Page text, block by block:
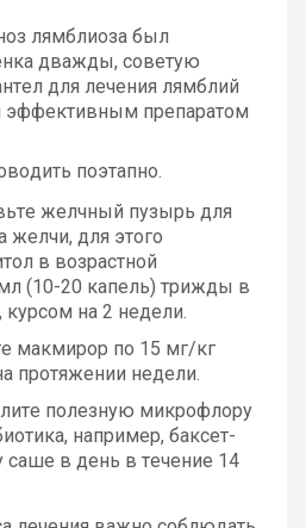
лямблиоза был
дважды, советую
для лечения лямблий
препаратом
поэтапно.
желчный пузырь для
желчи, для этого
в возрастной
(10-20 капель) трижды в
на 2 недели.
макмирор по 15 мг/кг
протяжении недели.
полезную микрофлору
например, баксет-
саше в день в течение 14